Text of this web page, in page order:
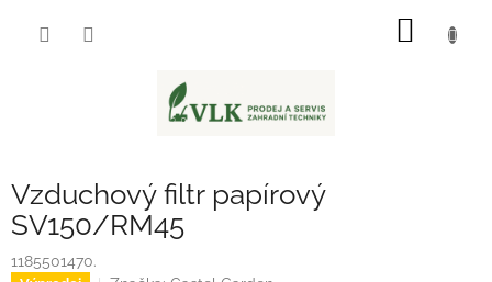
Vzduchový filtr papírový
SV150/RM45
1185501470.